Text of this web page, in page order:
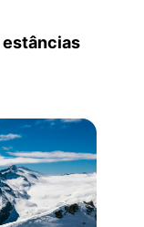
estâncias